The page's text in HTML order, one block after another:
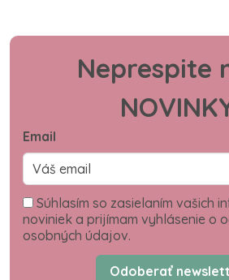
Neprespite
Email
Súhlasím so zasielaním vašich
noviniek a prijímam vyhlásenie o
osobných údajov.
Odoberať